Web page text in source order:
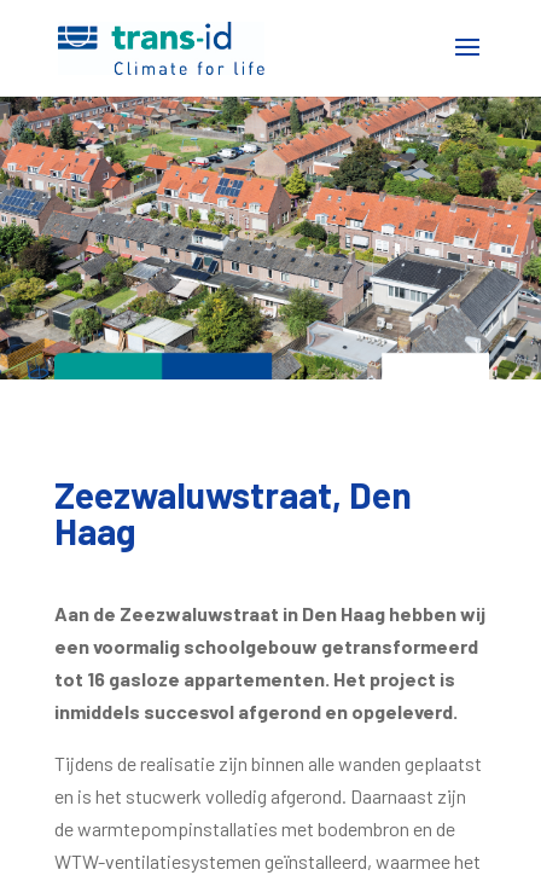
Zeezwaluwstraat, Den
Haag
Aan de Zeezwaluwstraat in Den Haag hebben wij
een voormalig schoolgebouw getransformeerd
tot 16 gasloze appartementen. Het project is
inmiddels succesvol afgerond en opgeleverd.
Tijdens de realisatie zijn binnen alle wanden geplaatst
en is het stucwerk volledig afgerond. Daarnaast zijn
de warmtepompinstallaties met bodembron en de
WTW-ventilatiesystemen geïnstalleerd, waarmee het